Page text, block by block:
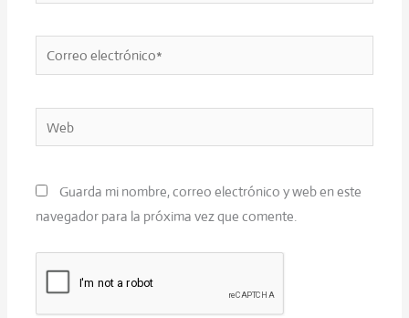
Correo
electrónico*
Guarda mi nombre, correo electrónico y web en este
navegador para la próxima vez que comente.